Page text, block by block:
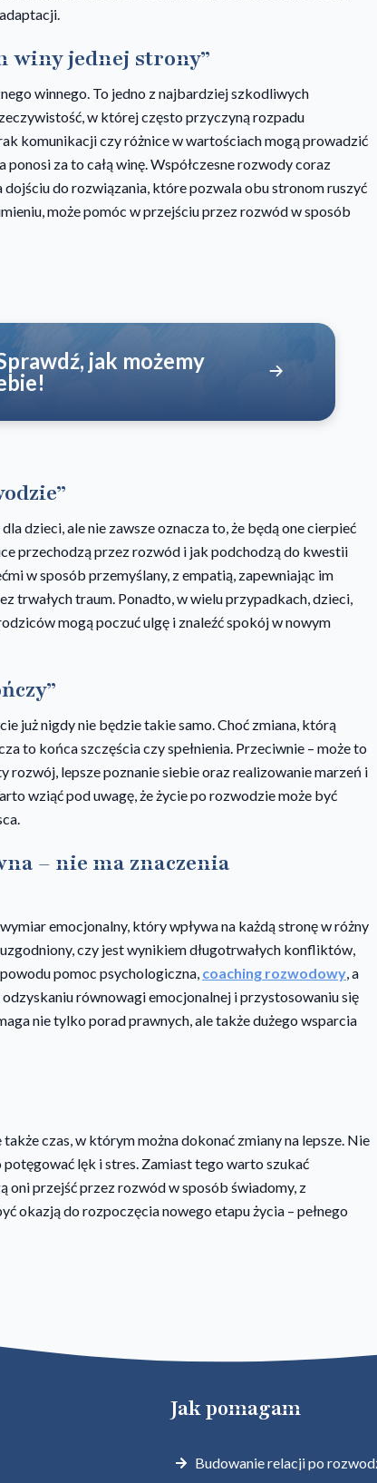
winy jednej strony”
winnego. To jedno z najbardziej szkodliwych
w której często przyczyną rozpadu
komunikacji czy różnice w wartościach mogą prowadzić
za to całą winę. Współczesne rozwody coraz
dojściu do rozwiązania, które pozwala obu stronom ruszyć
może pomóc w przejściu przez rozwód w sposób
jak możemy
dzieci, ale nie zawsze oznacza to, że będą one cierpieć
przechodzą przez rozwód i jak podchodzą do kwestii
w sposób przemyślany, z empatią, zapewniając im
trwałych traum. Ponadto, w wielu przypadkach, dzieci,
mogą poczuć ulgę i znaleźć spokój w nowym
już nigdy nie będzie takie samo. Choć zmiana, którą
to końca szczęścia czy spełnienia. Przeciwnie – może to
lepsze poznanie siebie oraz realizowanie marzeń i
wziąć pod uwagę, że życie po rozwodzie może być
– nie ma znaczenia
emocjonalny, który wpływa na każdą stronę w różny
czy jest wynikiem długotrwałych konfliktów,
pomoc psychologiczna, coaching rozwodowy, a
równowagi emocjonalnej i przystosowaniu się
nie tylko porad prawnych, ale także dużego wsparcia
czas, w którym można dokonać zmiany na lepsze. Nie
lęk i stres. Zamiast tego warto szukać
przejść przez rozwód w sposób świadomy, z
okazją do rozpoczęcia nowego etapu życia – pełnego
Jak pomagam
Budowanie relacji po